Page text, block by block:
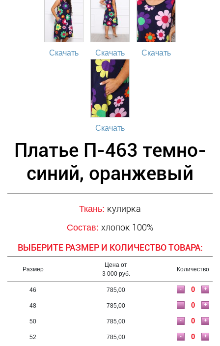
Скачать Скачать Скачать
Скачать
Платье П-463 темно-
синий, оранжевый
Ткань: кулирка
Состав: хлопок 100%
ВЫБЕРИТЕ РАЗМЕР И КОЛИЧЕСТВО ТОВАРА:
Размер
Цена от
3 000 руб.
Количество
46 785,00 +
-
48 785,00 +
-
50 785,00 +
-
52 785,00 +
-